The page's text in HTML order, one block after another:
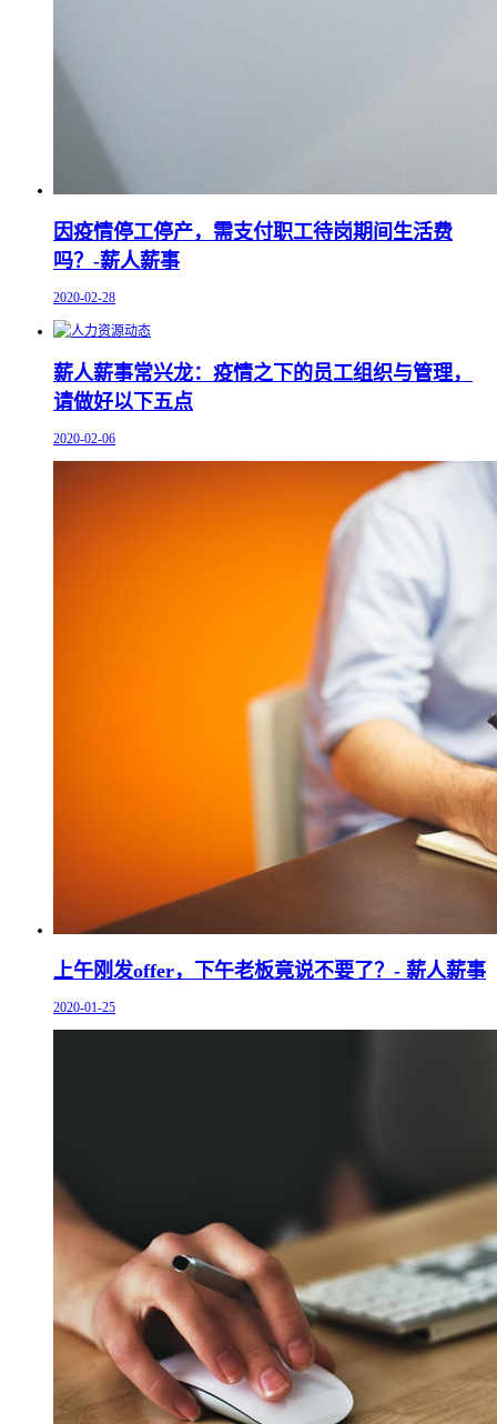
因疫情停工停产，需支付职工待岗期间生活费
吗？-薪人薪事
2020-02-28
薪人薪事常兴龙：疫情之下的员工组织与管理，
请做好以下五点
2020-02-06
上午刚发offer，下午老板竟说不要了？- 薪人薪事
2020-01-25